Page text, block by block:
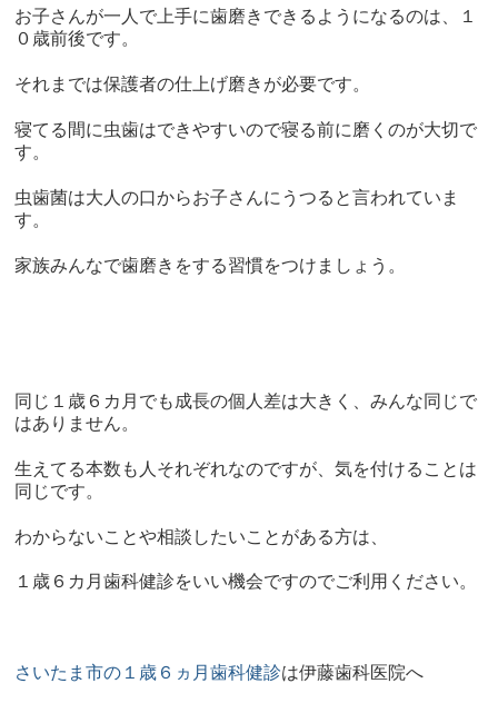
お子さんが一人で上手に歯磨きできるようになるのは、１
０歳前後です。
それまでは保護者の仕上げ磨きが必要です。
寝てる間に虫歯はできやすいので寝る前に磨くのが大切で
す。
虫歯菌は大人の口からお子さんにうつると言われていま
す。
家族みんなで歯磨きをする習慣をつけましょう。
同じ１歳６カ月でも成長の個人差は大きく、みんな同じで
はありません。
生えてる本数も人それぞれなのですが、気を付けることは
同じです。
わからないことや相談したいことがある方は、
１歳６カ月歯科健診をいい機会ですのでご利用ください。
さいたま市の１歳６ヵ月歯科健診は伊藤歯科医院へ